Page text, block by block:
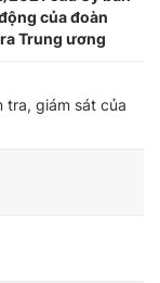
của đoàn
Trung ương
tra, giám sát của